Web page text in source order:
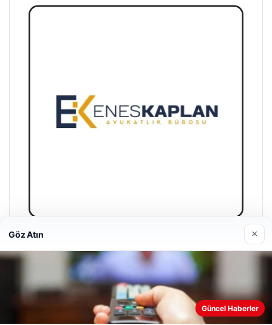
28/04/2026
Web sitemizi nasıl kullandığınızı daha iyi anlayabilmek,
deneyiminizi kişiselleştirmek ve geliştirmek amacıyla çerezler
Göz Atın ×
Güncel Haberler